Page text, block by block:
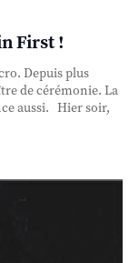
First !
Depuis plus
de cérémonie. La
aussi. Hier soir,